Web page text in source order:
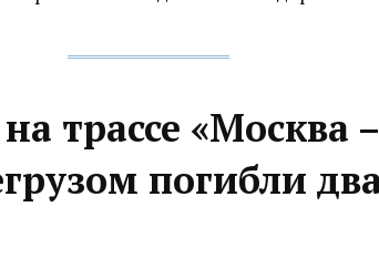
трассе «Москва
погибли